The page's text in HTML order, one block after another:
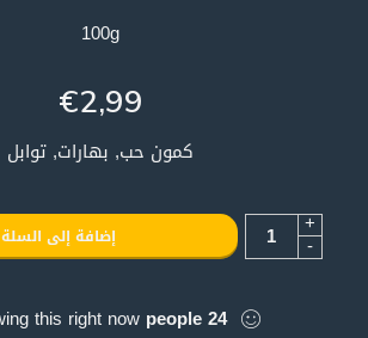
100g
€2,99
كمون حب, بهارات, توابل
+
- إضافة إلى السلة
24
people
are viewing this right now